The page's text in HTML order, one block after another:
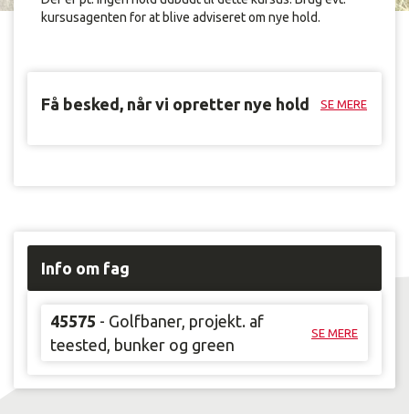
kursusagenten for at blive adviseret om nye hold.
Få besked, når vi opretter nye hold SE MERE
Info om fag
45575 - Golfbaner, projekt. af
teested, bunker og green
SE MERE